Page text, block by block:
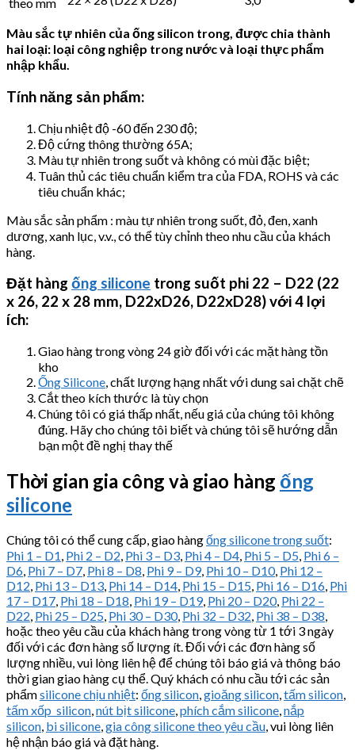
Màu sắc tự nhiên của ống silicon trong, được chia thành
hai loại: loại công nghiệp trong nước và loại thực phẩm
nhập khẩu.
Tính năng sản phẩm:
Chịu nhiệt độ -60 đến 230 độ;
Độ cứng thông thường 65A;
Màu tự nhiên trong suốt và không có mùi đặc biệt;
Tuân thủ các tiêu chuẩn kiểm tra của FDA, ROHS và các
tiêu chuẩn khác;
Màu sắc sản phẩm : màu tự nhiên trong suốt, đỏ, đen, xanh
dương, xanh lục, v.v., có thể tùy chỉnh theo nhu cầu của khách
hàng.
Đặt hàng ống silicone trong suốt phi 22 – D22 (22
x 26, 22 x 28 mm, D22xD26, D22xD28) với 4 lợi
ích:
Giao hàng trong vòng 24 giờ đối với các mặt hàng tồn
kho
Ống Silicone , chất lượng hạng nhất với dung sai chặt chẽ
Cắt theo kích thước là tùy chọn
Chúng tôi có giá thấp nhất, nếu giá của chúng tôi không
đúng. Hãy cho chúng tôi biết và chúng tôi sẽ hướng dẫn
bạn một đề nghị thay thế
Thời gian gia công và giao hàng ống
silicone
Chúng tôi có thể cung cấp, giao hàngống silicone trong suốt:
Phi 1 – D1 Phi 2 – D2 Phi 3 – D3 Phi 4 – D4 Phi 5 – D5 Phi 6 –
D6 Phi 7 – D7 Phi 8 – D8 Phi 9 – D9, Phi 10 – D10, Phi 12 –
D12 Phi 13 – D13 Phi 14 – D14 Phi 15 – D15 Phi 16 – D16 Phi
17 – D17 Phi 18 – D18 Phi 19 – D19, Phi 20 – D20, Phi 22 –
D22 Phi 25 – D25 Phi 30 – D30, Phi 32 – D32 Phi 38 – D38
hoặc theo yêu cầu của khách hàng trong vòng từ 1 tới 3 ngày
đối với các đơn hàng số lượng ít. Đối với các đơn hàng số
lượng nhiều, vui lòng liên hệ để chúng tôi báo giá và thông báo
thời gian giao hàng cụ thể. Quý khách có nhu cầu tới các sản
phẩmsilicone chịu nhiệt: ống silicon gioăng silicon tấm silicon
tấm xốp silicon nút bịt silicone phích cắm silicone nắp
silicon bi silicone gia công silicone theo yêu cầu , vui lòng liên
hệ nhận báo giá và đặt hàng.